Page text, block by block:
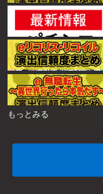
もっとみる